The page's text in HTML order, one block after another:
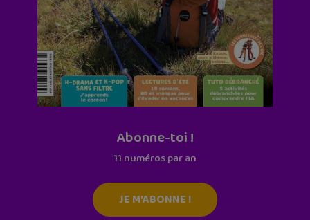
Abonne-toi !
11 numéros par an
JE M'ABONNE !